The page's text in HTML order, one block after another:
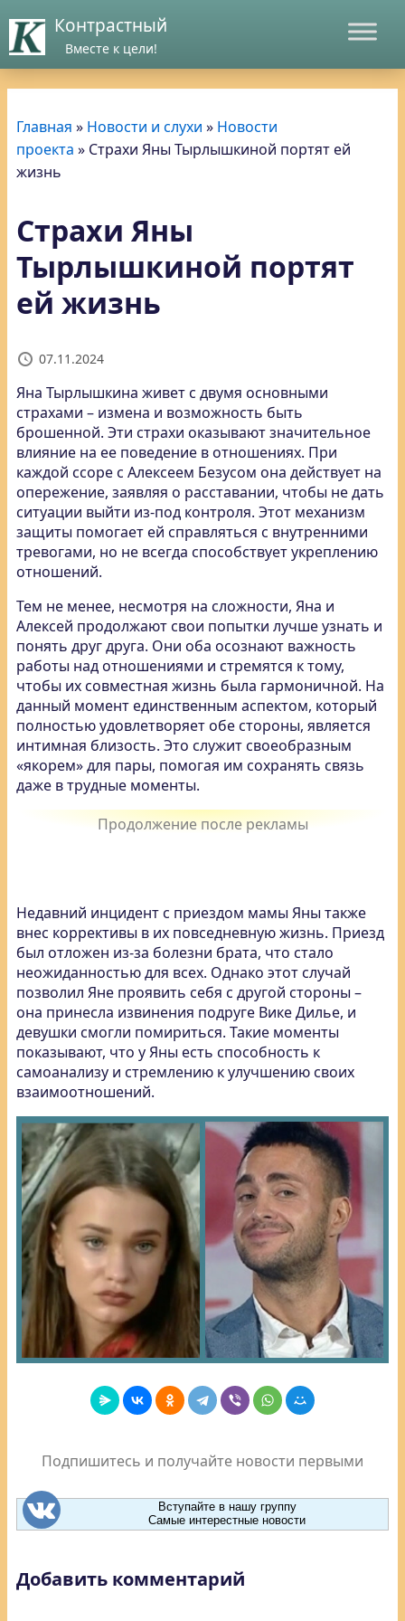
Контрастный
Вместе к цели!
Главная » Новости и слухи » Новости
проекта » Страхи Яны Тырлышкиной портят ей
жизнь
Страхи Яны
Тырлышкиной портят
ей жизнь
07.11.2024
Яна Тырлышкина живет с двумя основными
страхами – измена и возможность быть
брошенной. Эти страхи оказывают значительное
влияние на ее поведение в отношениях. При
каждой ссоре с Алексеем Безусом она действует на
опережение, заявляя о расставании, чтобы не дать
ситуации выйти из-под контроля. Этот механизм
защиты помогает ей справляться с внутренними
тревогами, но не всегда способствует укреплению
отношений.
Тем не менее, несмотря на сложности, Яна и
Алексей продолжают свои попытки лучше узнать и
понять друг друга. Они оба осознают важность
работы над отношениями и стремятся к тому,
чтобы их совместная жизнь была гармоничной. На
данный момент единственным аспектом, который
полностью удовлетворяет обе стороны, является
интимная близость. Это служит своеобразным
«якорем» для пары, помогая им сохранять связь
даже в трудные моменты.
Недавний инцидент с приездом мамы Яны также
внес коррективы в их повседневную жизнь. Приезд
был отложен из-за болезни брата, что стало
неожиданностью для всех. Однако этот случай
позволил Яне проявить себя с другой стороны –
она принесла извинения подруге Вике Дилье, и
девушки смогли помириться. Такие моменты
показывают, что у Яны есть способность к
самоанализу и стремлению к улучшению своих
взаимоотношений.
Подпишитесь и получайте новости первыми
Вступайте в нашу группу
Самые интерестные новости
Добавить комментарий